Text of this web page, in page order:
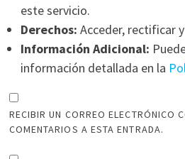
este servicio.
Derechos: Acceder, rectificar
Información Adicional:
información detallada en la
RECIBIR UN CORREO ELECTRÓNICO
COMENTARIOS A ESTA ENTRADA.